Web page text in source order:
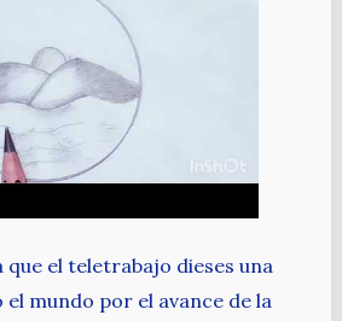
que el teletrabajo dieses una
mundo por el avance de la